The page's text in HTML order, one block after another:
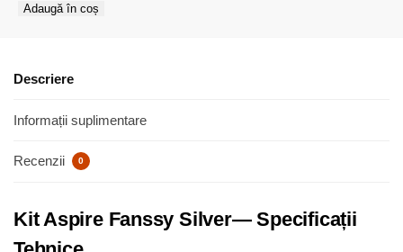
Adaugă în coș
Descriere
Informații suplimentare
Recenzii 0
Kit Aspire Fanssy Silver— Specificații